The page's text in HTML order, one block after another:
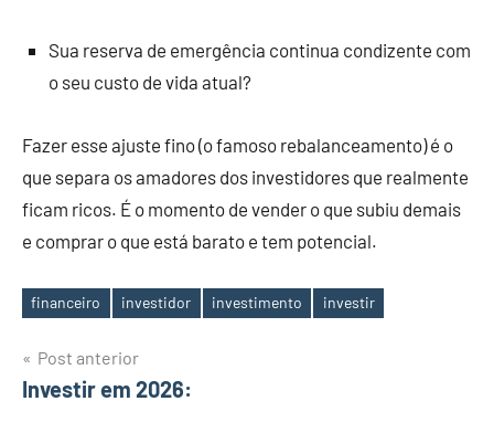
Sua reserva de emergência continua condizente com
o seu custo de vida atual?
Fazer esse ajuste fino (o famoso rebalanceamento) é o
que separa os amadores dos investidores que realmente
ficam ricos. É o momento de vender o que subiu demais
e comprar o que está barato e tem potencial.
Tags
financeiro investidor investimento investir
Navegação
de
Post anterior
Investir em 2026: